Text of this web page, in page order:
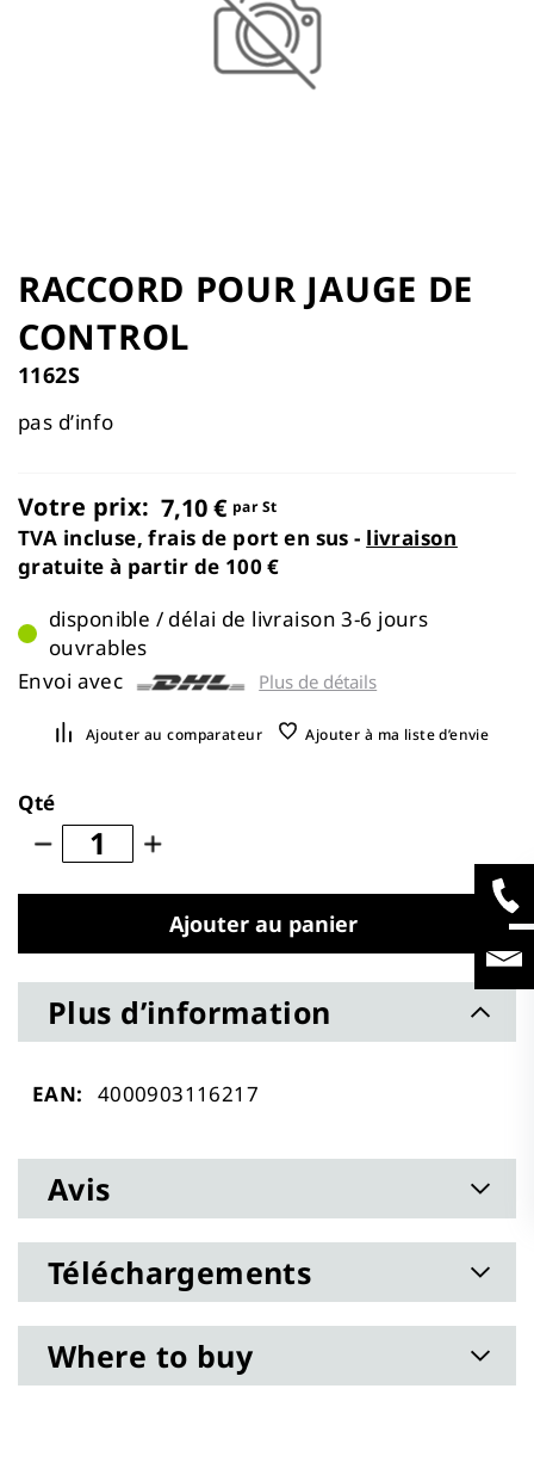
to
the
beginning
of
the
images
gallery
RACCORD POUR JAUGE DE
CONTROL
1162S
pas d’info
Votre prix: 7,10 € par St
TVA incluse, frais de port en sus - livraison
gratuite à partir de 100 €
disponible / délai de livraison 3-6 jours
ouvrables
Envoi avec
Plus de détails
Ajouter au comparateur Ajouter à ma liste d’envie
Qté
Ajouter au panier
Plus d’information
Plus
4000903116217
Avis
Téléchargements
Where to buy